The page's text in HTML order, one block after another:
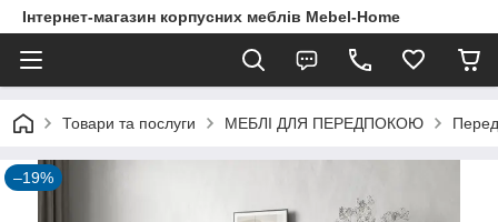
Інтернет-магазин корпусних меблів Mebel-Home
Товари та послуги МЕБЛІ ДЛЯ ПЕРЕДПОКОЮ
–19%